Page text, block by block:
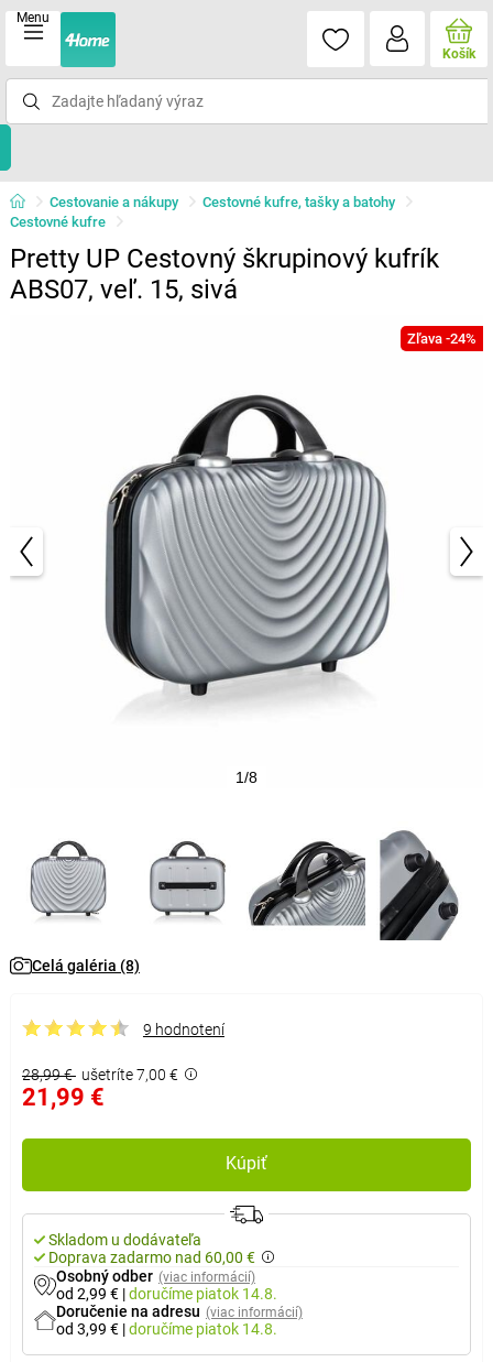
Menu
Košík
Cestovanie a nákupy
Cestovné kufre, tašky a batohy
Cestovné kufre
Pretty UP Cestovný škrupinový kufrík
ABS07, veľ. 15, sivá
Zľava -24%
1/8
Celá galéria (8)
9 hodnotení
28,99 € ušetríte 7,00 €
21,99 €
Kúpiť
Skladom u dodávateľa
Doprava zadarmo nad 60,00 €
Osobný odber (viac informácií)
od 2,99 € |doručíme piatok 14.8.
Doručenie na adresu (viac informácií)
od 3,99 € |doručíme piatok 14.8.